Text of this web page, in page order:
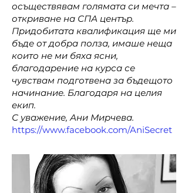
осъществявам голямата си мечта –
откриване на СПА център.
Придобитата квалификация ще ми
бъде от добра полза, имаше неща
които не ми бяха ясни,
благодарение на курса се
чувствам подготвена за бъдещото
начинание. Благодаря на целия
екип.
С уважение, Ани Мирчева.
https://www.facebook.com/AniSecret